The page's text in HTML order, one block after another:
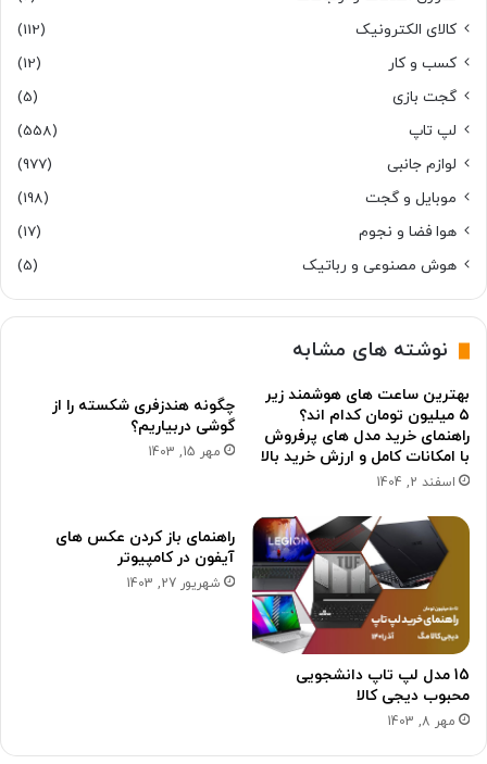
کالای الکترونیک
(112)
کسب و کار
(12)
گجت بازی
(5)
لپ تاپ
(558)
لوازم جانبی
(977)
موبایل و گجت
(198)
هوا فضا و نجوم
(17)
هوش مصنوعی و رباتیک
(5)
نوشته های مشابه
بهترین ساعت های هوشمند زیر
۵ میلیون تومان کدام اند؟
راهنمای خرید مدل های پرفروش
با امکانات کامل و ارزش خرید بالا
اسفند 2, 1404
چگونه هندزفری شکسته را از
گوشی دربیاریم؟
مهر 15, 1403
15 مدل لپ تاپ دانشجویی
محبوب دیجی کالا
مهر 8, 1403
راهنمای باز کردن عکس های
آیفون در کامپیوتر
شهریور 27, 1403